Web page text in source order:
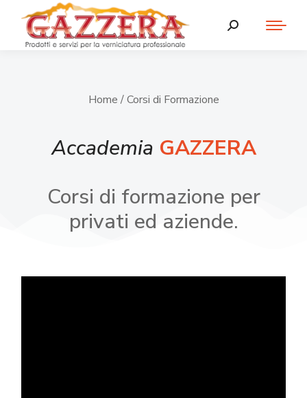
Home / Corsi di Formazione
Accademia GAZZERA
Corsi di formazione per
privati ed aziende.